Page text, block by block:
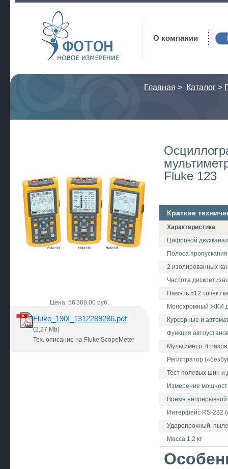
Фотон
О компании
Главная > Каталог >
Цена: 56'368.00 руб.
Fluke_190I_1312289286.pdf
(2,27 Mb)
Тех. описание на Fluke ScopeMeter
Fluke 123
Краткие
Характеристика
Цифровой
Полоса
2 изолированных
Частота
Память 512 точек /
Монохромный ЖКИ
Курсорные и
Функция
Мультиметр: 4
Регистратор
Тест полевых шин и
Измерение
Время непрерывной
Интерфейс RS-232
Ударопрочный,
Масса 1,2 кг